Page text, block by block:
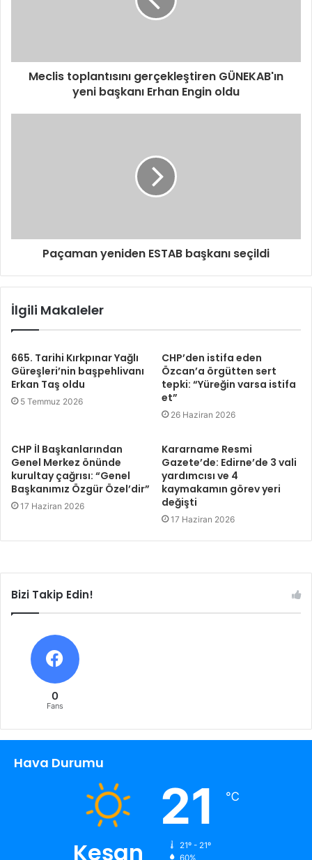
Meclis toplantısını gerçekleştiren GÜNEKAB'ın
yeni başkanı Erhan Engin oldu
Paçaman yeniden ESTAB başkanı seçildi
İlgili Makaleler
665. Tarihi Kırkpınar Yağlı
Güreşleri’nin başpehlivanı
Erkan Taş oldu
5 Temmuz 2026
CHP’den istifa eden
Özcan’a örgütten sert
tepki: “Yüreğin varsa istifa
et”
26 Haziran 2026
CHP İl Başkanlarından
Genel Merkez önünde
kurultay çağrısı: “Genel
Başkanımız Özgür Özel’dir”
17 Haziran 2026
Kararname Resmi
Gazete’de: Edirne’de 3 vali
yardımcısı ve 4
kaymakamın görev yeri
değişti
17 Haziran 2026
Bizi Takip Edin!
0
Fans
Hava Durumu
Keşan
21 ℃
21º - 21º
60%